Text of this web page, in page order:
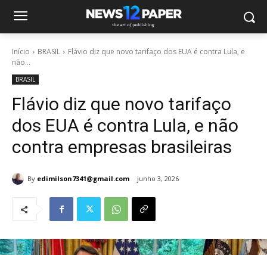
Início BRASIL
Flávio diz que novo tarifaço dos EUA é contra Lula, e
não...
BRASIL
Flávio diz que novo tarifaço
dos EUA é contra Lula, e não
contra empresas brasileiras
By edimilson7341@gmail.com junho 3, 2026